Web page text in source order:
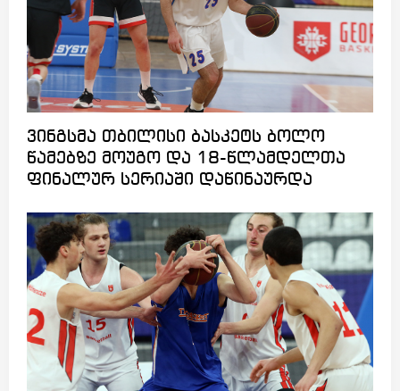
ვინგსმა თბილისი ბასკეტს ბოლო
წამებზე მოუგო და 18-წლამდელთა
ფინალურ სერიაში დაწინაურდა